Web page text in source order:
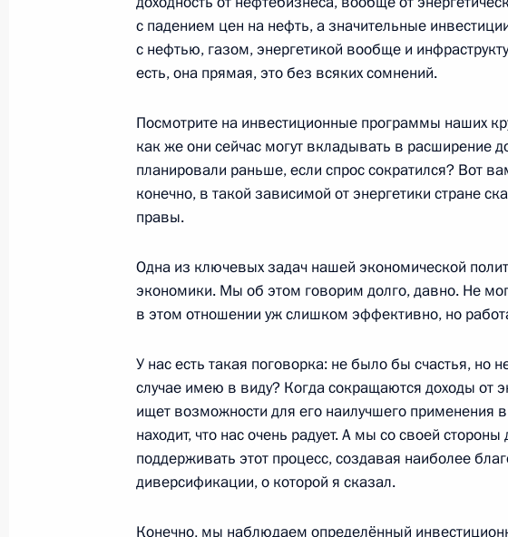
26 апреля 2016 года, вторник
Заявления для прессы по итогам российско-
26 апреля 2016 года, 16:20 Москва, Кремль
14 апреля 2016 года, четверг
Ответы на вопросы журналистов по итогам
14 апреля 2016 года, 16:00 Москва
6 апреля 2016 года, среда
Заявления для прессы по итогам переговоров с
президентом Австрии Хайнцем Фишером
6 апреля 2016 года, 17:00
с падением цен на нефть, а значительные
с нефтью, газом, энергетикой вообще и
есть, она прямая, это без всяких сомнений.
Посмотрите на инвестиционные программы наших
как же они сейчас могут вкладывать в расширение
планировали раньше, если спрос сократился? Вот
конечно, в такой зависимой от энергетики стране
правы.
Одна из ключевых задач нашей экономической
экономики. Мы об этом говорим долго, давно. Не
в этом отношении уж слишком эффективно, но
У нас есть такая поговорка: не было бы счастья, но
случае имею в виду? Когда сокращаются доходы от
ищет возможности для его наилучшего применения в
находит, что нас очень радует. А мы со своей
поддерживать этот процесс, создавая наиболее
диверсификации, о которой я сказал.
Конечно, мы наблюдаем определённый